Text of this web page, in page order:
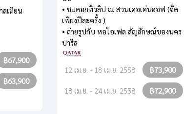
สเตียน
฿67,900
฿63,900
• ชมดอกทิวลิป ณ สวนเคอเค่นฮอฟ (จัด
เพียงปีละครั้ง )
• ถ่ายรูปกับ หอไอเฟล สัญลักษณ์ของนคร
ปารีส
12 เม.ย. - 18 เม.ย. 2558 ฿73,900
18 เม.ย. - 24 เม.ย. 2558 ฿72,900